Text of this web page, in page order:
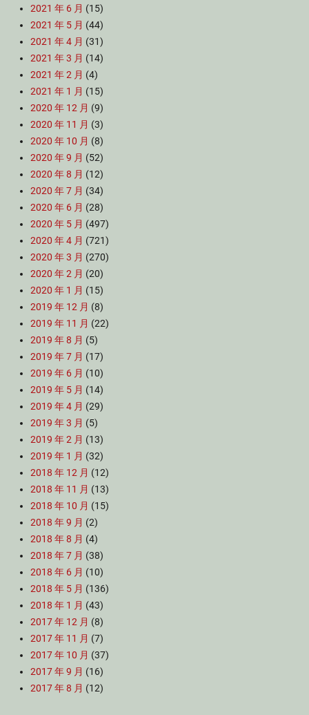
2021 年 6 月 (15)
2021 年 5 月 (44)
2021 年 4 月 (31)
2021 年 3 月 (14)
2021 年 2 月 (4)
2021 年 1 月 (15)
2020 年 12 月 (9)
2020 年 11 月 (3)
2020 年 10 月 (8)
2020 年 9 月 (52)
2020 年 8 月 (12)
2020 年 7 月 (34)
2020 年 6 月 (28)
2020 年 5 月 (497)
2020 年 4 月 (721)
2020 年 3 月 (270)
2020 年 2 月 (20)
2020 年 1 月 (15)
2019 年 12 月 (8)
2019 年 11 月 (22)
2019 年 8 月 (5)
2019 年 7 月 (17)
2019 年 6 月 (10)
2019 年 5 月 (14)
2019 年 4 月 (29)
2019 年 3 月 (5)
2019 年 2 月 (13)
2019 年 1 月 (32)
2018 年 12 月 (12)
2018 年 11 月 (13)
2018 年 10 月 (15)
2018 年 9 月 (2)
2018 年 8 月 (4)
2018 年 7 月 (38)
2018 年 6 月 (10)
2018 年 5 月 (136)
2018 年 1 月 (43)
2017 年 12 月 (8)
2017 年 11 月 (7)
2017 年 10 月 (37)
2017 年 9 月 (16)
2017 年 8 月 (12)